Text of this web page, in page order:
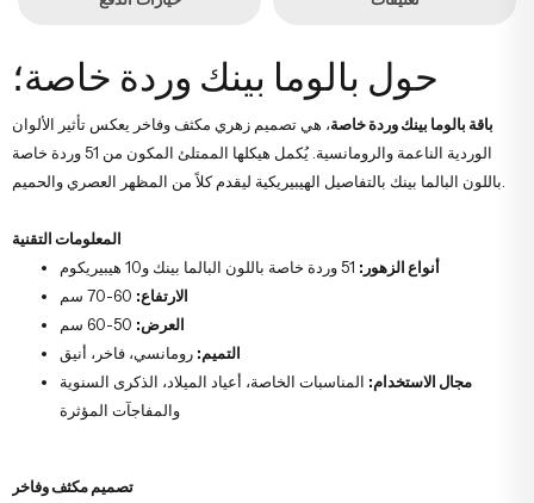
حول بالوما بينك وردة خاصة؛
باقة بالوما بينك وردة خاصة، هي تصميم زهري مكثف وفاخر يعكس تأثير الألوان
الوردية الناعمة والرومانسية. يُكمل هيكلها الممتلئ المكون من 51 وردة خاصة
المعلومات التقنية
أنواع الزهور:
الارتفاع:
العرض:
التميم: رومانسي، فاخر، أنيق
مجال الاستخدام: المناسبات الخاصة، أعياد الميلاد، الذكرى السنوية
والمفاجآت المؤثرة
تصميم مكثف وفاخر